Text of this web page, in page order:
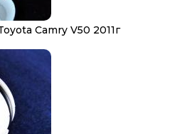
Camry V50 2011г